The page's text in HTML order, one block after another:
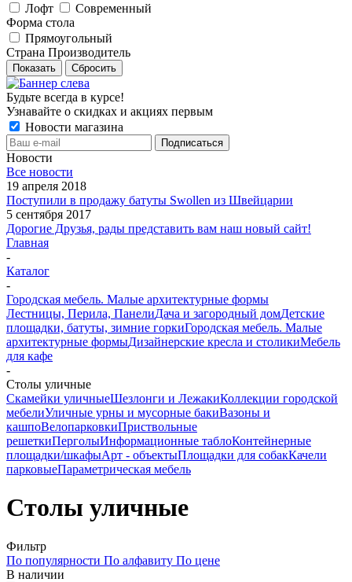
Лофт
Современный
Форма стола
Прямоугольный
Страна Производитель
Показать Сбросить
Будьте всегда в курсе!
Узнавайте о скидках и акциях первым
Новости магазина
Новости
Все новости
19 апреля 2018
Поступили в продажу батуты Swollen из Швейцарии
5 сентября 2017
Дорогие Друзья, рады представить вам наш новый сайт!
Главная
-
Каталог
-
Городская мебель. Малые архитектурные формы
Лестницы, Перила, ПанелиДача и загородный домДетские
площадки, батуты, зимние горкиГородская мебель. Малые
архитектурные формыДизайнерские кресла и столикиМебель
для кафе
-
Столы уличные
Скамейки уличныеШезлонги и ЛежакиКоллекции городской
мебелиУличные урны и мусорные бакиВазоны и
кашпоВелопарковкиПриствольные
решеткиПерголыИнформационные таблоКонтейнерные
площадки/шкафыАрт - объектыПлощадки для собакКачели
парковыеПараметрическая мебель
Столы уличные
Фильтр
По популярности По алфавиту По цене
В наличии